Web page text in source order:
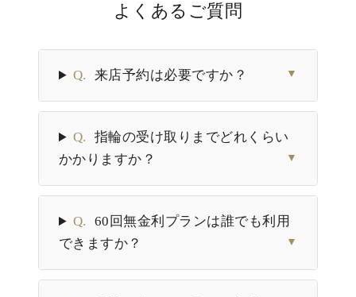
よくあるご質問
Q. 来店予約は必要ですか？ ▼
Q.
指輪の受け取りまでどれくらい
かかりますか？
▼
Q.
60回無金利プランは誰でも利用
できますか？
▼